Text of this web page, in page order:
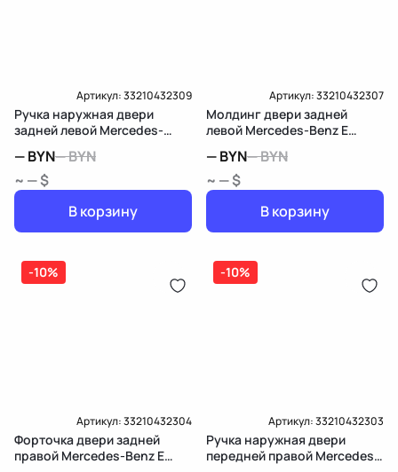
Артикул:33210432309
Ручка наружная двери
задней левой Mercedes-
—BYN—BYN
~ — $
В корзину
Артикул:33210432307
Молдинг двери задней
левой Mercedes-Benz E
—BYN—BYN
~ — $
В корзину
-10%
Артикул:33210432304
Форточка двери задней
правой Mercedes-Benz E
-10%
Артикул:33210432303
Ручка наружная двери
передней правой Mercedes-